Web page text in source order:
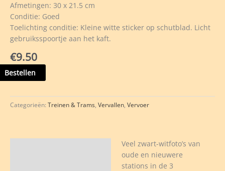
Afmetingen: 30 x 21.5 cm
Conditie: Goed
Toelichting conditie: Kleine witte sticker op schutblad. Licht
gebruiksspoortje aan het kaft.
€9.50
Bestellen
Categorieën: Treinen & Trams, Vervallen, Vervoer
Veel zwart-witfoto’s van
oude en nieuwere
stations in de 3